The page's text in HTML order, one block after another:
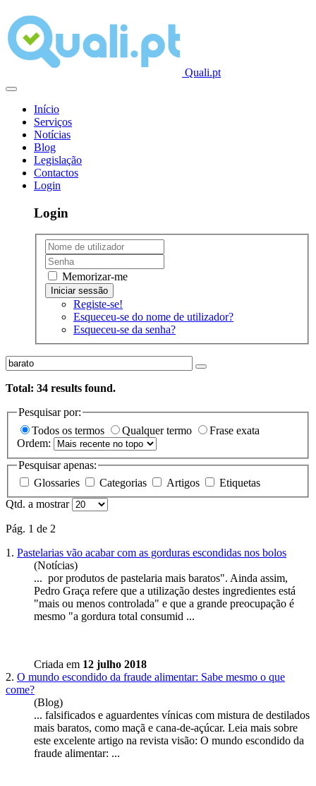
Quali.pt
Início
Serviços
Notícias
Blog
Legislação
Contactos
Login
Login
Memorizar-me
Registe-se!
Esqueceu-se do nome de utilizador?
Esqueceu-se da senha?
Total: 34 results found.
Pesquisar por:
Todos os termos
Qualquer termo
Frase exata
Ordem:
Pesquisar apenas:
Glossaries
Categorias Artigos
Etiquetas
Qtd. a mostrar
Pág. 1 de 2
1. Pastelarias vão acabar com as gorduras escondidas nos bolos
(Notícias)
... por produtos de pastelaria mais baratos". Ainda assim,
Pedro Graça refere que a utilização destes ingredientes está
"mais ou menos controlada" e que a grande preocupação é
mesmo "a gordura total consumid ...
Criada em 12 julho 2018
2. O mundo escondido da fraude alimentar: Sabe mesmo o que
come?
(Blog)
... falsificados e aguardentes vínicas com mistura de destilados
mais baratos, como maçã e cana-de-açúcar. Leia mais sobre
este excelente artigo na revista visão: O mundo escondido da
fraude alimentar: ...